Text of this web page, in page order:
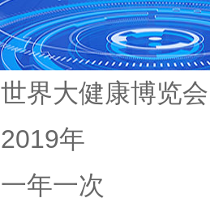
世界大健康博览会
2019年
一年一次